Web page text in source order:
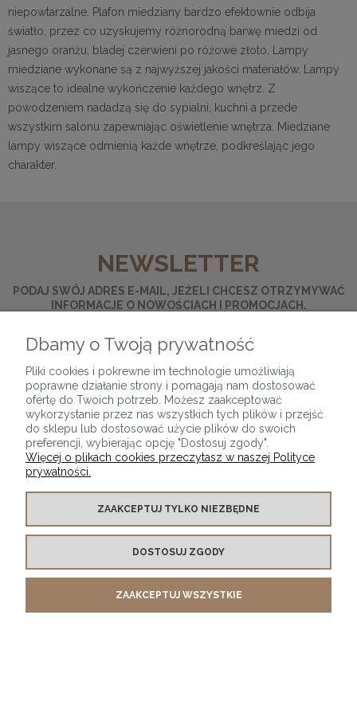
niepowtarzalne. Plafon miedziany bardzo efektownie odbija
światło, przez co uzyskujemy różnorodną barwę miedzi od
jasnego oranżu, bladej czerwieni po różowe złoto. Lampy
miedziane wykonane są z najwyższej jakości materiałów. Lampy
wiszące to idealne wykończenie każdego wnętrz. Z
powodzeniem nadadzą się do sypialni, kuchni a przede
wszystkim salonu zapewniając oświetlenie wnętrza. Miedziane
lampy wiszące odmienią każde wnętrze, podkreślając jego
charakter.
NEWSLETTER
PODAJ SWÓJ ADRES E-MAIL, JEŻELI CHCESZ OTRZYMYWAĆ
INFORMACJE O NOWOŚCIACH I PROMOCJACH.
KONTAKT Z NAMI
MOJE KONTO
Dbamy o Twoją prywatność
Pliki cookies i pokrewne im technologie umożliwiają
poprawne działanie strony i pomagają nam dostosować
ofertę do Twoich potrzeb. Możesz zaakceptować
wykorzystanie przez nas wszystkich tych plików i przejść
do sklepu lub dostosować użycie plików do swoich
preferencji, wybierając opcję "Dostosuj zgody".
Więcej o plikach cookies przeczytasz w naszej Polityce
prywatności.
ZAAKCEPTUJ TYLKO NIEZBĘDNE
DOSTOSUJ ZGODY
ZAAKCEPTUJ WSZYSTKIE